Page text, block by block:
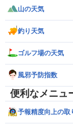
山の天気
釣り天気
ゴルフ場の天気
風邪予防指数
便利なメニュ
予報精度向上の取